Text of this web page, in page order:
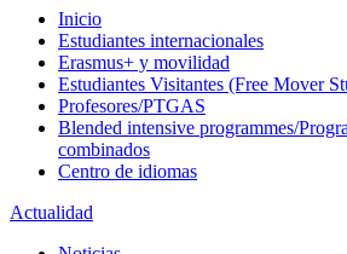
Inicio
Estudiantes internacionales
Erasmus+ y movilidad
Estudiantes Visitantes (Free Mover
Profesores/PTGAS
Blended intensive programmes/
combinados
Centro de idiomas
Actualidad